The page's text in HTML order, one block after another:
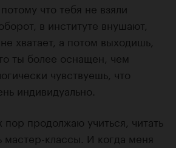
что тебя не взяли
в институте внушают,
хватает, а потом выходишь,
ты более оснащен, чем
чувствуешь, что
индивидуально.
продолжаю учиться, читать
мастер-классы. И когда меня